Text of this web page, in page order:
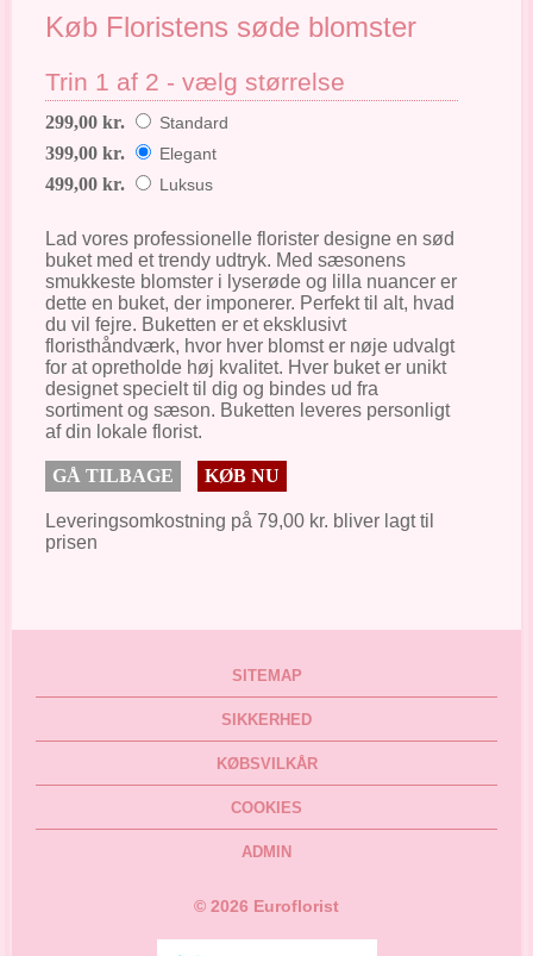
Køb Floristens søde blomster
Trin 1 af 2 - vælg størrelse
299,00 kr. Standard
399,00 kr. Elegant
499,00 kr. Luksus
Lad vores professionelle florister designe en sød
buket med et trendy udtryk. Med sæsonens
smukkeste blomster i lyserøde og lilla nuancer er
dette en buket, der imponerer. Perfekt til alt, hvad
du vil fejre. Buketten er et eksklusivt
floristhåndværk, hvor hver blomst er nøje udvalgt
for at opretholde høj kvalitet. Hver buket er unikt
designet specielt til dig og bindes ud fra
sortiment og sæson. Buketten leveres personligt
af din lokale florist.
GÅ TILBAGE KØB NU
Leveringsomkostning på 79,00 kr. bliver lagt til
prisen
© 2026 Euroflorist
SITEMAP
SIKKERHED
KØBSVILKÅR
COOKIES
ADMIN